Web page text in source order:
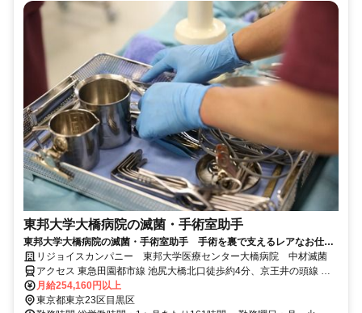
東邦大学大橋病院の滅菌・手術室助手
東邦大学大橋病院の滅菌・手術室助手 手術を裏で支えるレアなお仕
事！一生モノのスキルが手に入る◎
リジョイスカンパニー 東邦大学医療センター大橋病院 中材滅菌
アクセス 東急田園都市線 池尻大橋北口徒歩約4分、京王井の頭線 駒
場東大前東口徒歩約12分、東急東横線 中目黒西口1徒歩約23分
月給254,160円以上
東京都東京23区目黒区